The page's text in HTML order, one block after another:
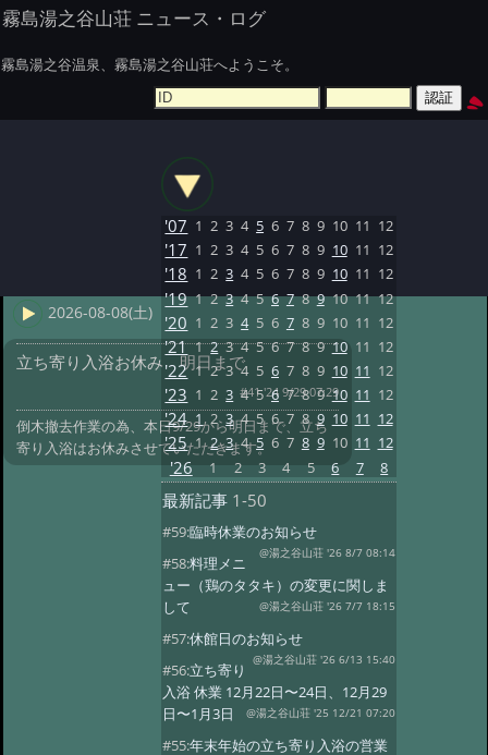
霧島湯之谷山荘 ニュース・ログ
霧島湯之谷温泉、霧島湯之谷山荘へようこそ。
2026-08-08(土)
立ち寄り入浴お休み 明日まで
#41 '24 9/29 07:29
倒木撤去作業の為、本日9/29から明日まで、立ち
寄り入浴はお休みさせていただきます。
'07 1 2 3 4 5 6 7 8 9 10 11 12
'17 1 2 3 4 5 6 7 8 9 10 11 12
'18 1 2 3 4 5 6 7 8 9 10 11 12
'19 1 2 3 4 5 6 7 8 9 10 11 12
'20 1 2 3 4 5 6 7 8 9 10 11 12
'21 1 2 3 4 5 6 7 8 9 10 11 12
'22 1 2 3 4 5 6 7 8 9 10 11 12
'23 1 2 3 4 5 6 7 8 9 10 11 12
'24 1 2 3 4 5 6 7 8 9 10 11 12
'25 1 2 3 4 5 6 7 8 9 10 11 12
'26 1 2 3 4 5 6 7 8
最新記事 1-50
#59:臨時休業のお知らせ
@湯之谷山荘 '26 8/7 08:14
#58:料理メニ
ュー（鶏のタタキ）の変更に関しま
して
@湯之谷山荘 '26 7/7 18:15
#57:休館日のお知らせ
@湯之谷山荘 '26 6/13 15:40
#56:立ち寄り
入浴 休業 12月22日〜24日、12月29
日〜1月3日
@湯之谷山荘 '25 12/21 07:20
#55:年末年始の立ち寄り入浴の営業